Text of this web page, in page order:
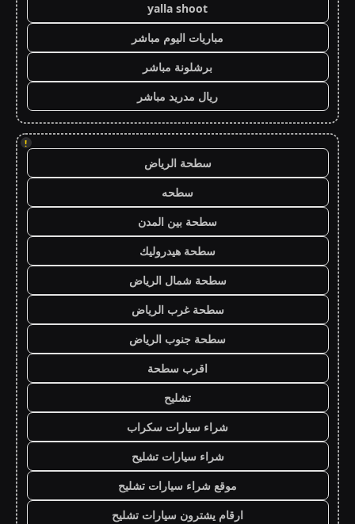
yalla shoot
مباريات اليوم مباشر
برشلونة مباشر
ريال مدريد مباشر
!
سطحة الرياض
سطحه
سطحة بين المدن
سطحة هيدروليك
سطحة شمال الرياض
سطحة غرب الرياض
سطحة جنوب الرياض
اقرب سطحة
تشليح
شراء سيارات سكراب
شراء سيارات تشليح
موقع شراء سيارات تشليح
ارقام يشترون سيارات تشليح